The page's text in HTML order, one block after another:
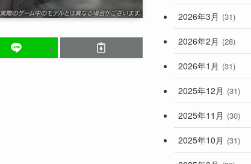
2026年3月 (31)
2026年2月 (28)
2026年1月 (31)
2025年12月 (31)
2025年11月 (30)
2025年10月 (31)